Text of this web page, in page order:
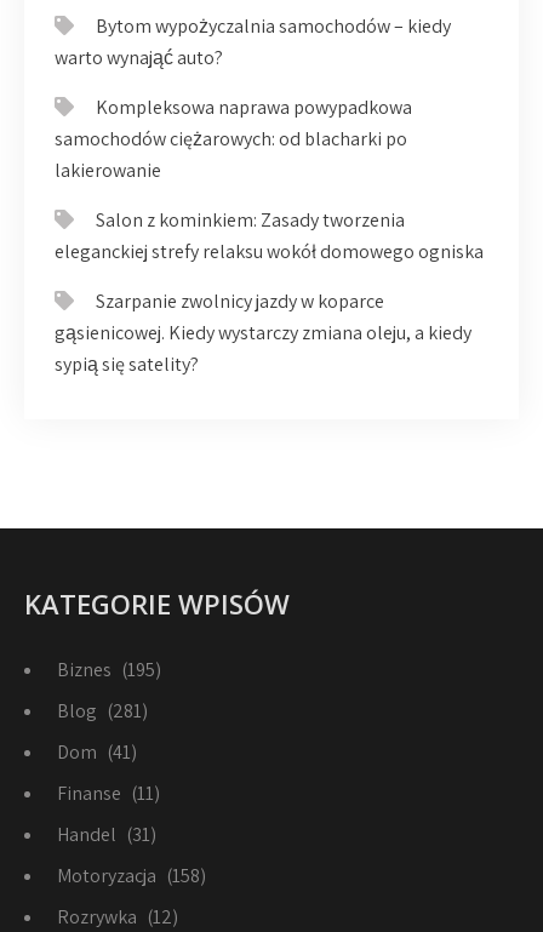
Bytom wypożyczalnia samochodów – kiedy
warto wynająć auto?
Kompleksowa naprawa powypadkowa
samochodów ciężarowych: od blacharki po
lakierowanie
Salon z kominkiem: Zasady tworzenia
eleganckiej strefy relaksu wokół domowego ogniska
Szarpanie zwolnicy jazdy w koparce
gąsienicowej. Kiedy wystarczy zmiana oleju, a kiedy
sypią się satelity?
KATEGORIE WPISÓW
Biznes (195)
Blog (281)
Dom (41)
Finanse (11)
Handel (31)
Motoryzacja (158)
Rozrywka (12)